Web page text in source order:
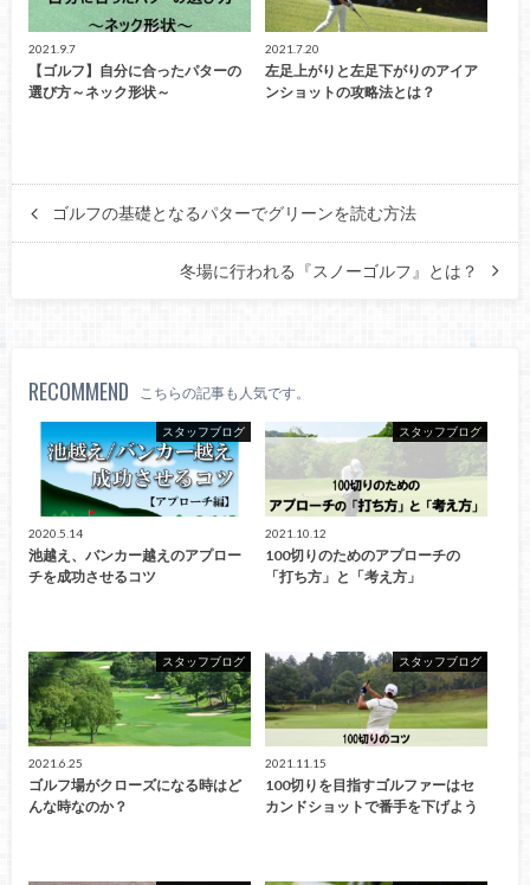
2021.9.7
【ゴルフ】自分に合ったパターの
選び方～ネック形状～
2021.7.20
左足上がりと左足下がりのアイア
ンショットの攻略法とは？
ゴルフの基礎となるパターでグリーンを読む方法
冬場に行われる『スノーゴルフ』とは？
RECOMMEND こちらの記事も人気です。
スタッフブログ
2020.5.14
池越え、バンカー越えのアプロー
チを成功させるコツ
スタッフブログ
2021.10.12
100切りのためのアプローチの
「打ち方」と「考え方」
スタッフブログ
2021.6.25
ゴルフ場がクローズになる時はど
んな時なのか？
スタッフブログ
2021.11.15
100切りを目指すゴルファーはセ
カンドショットで番手を下げよう